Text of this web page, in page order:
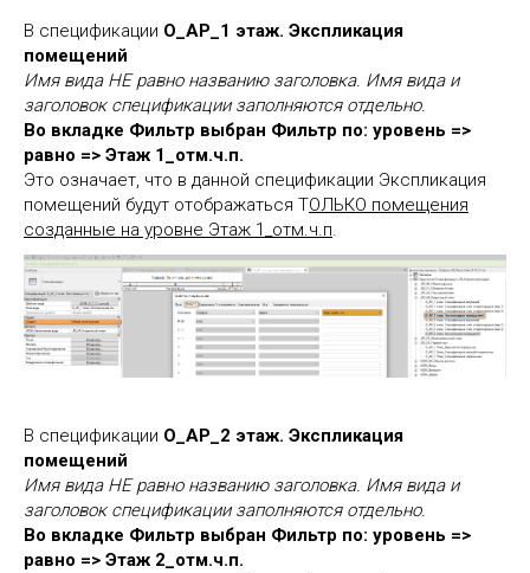
В спецификации О_АР_1 этаж. Экспликация
помещений
Имя вида НЕ равно названию заголовка. Имя вида и
заголовок спецификации заполняются отдельно.
Во вкладке Фильтр выбран Фильтр по: уровень =>
равно => Этаж 1_отм.ч.п.
Это означает, что в данной спецификации Экспликация
помещений будут отображаться ТОЛЬКО помещения
созданные на уровне Этаж 1_отм.ч.п.
В спецификации О_АР_2 этаж. Экспликация
помещений
Имя вида НЕ равно названию заголовка. Имя вида и
заголовок спецификации заполняются отдельно.
Во вкладке Фильтр выбран Фильтр по: уровень =>
равно => Этаж 2_отм.ч.п.